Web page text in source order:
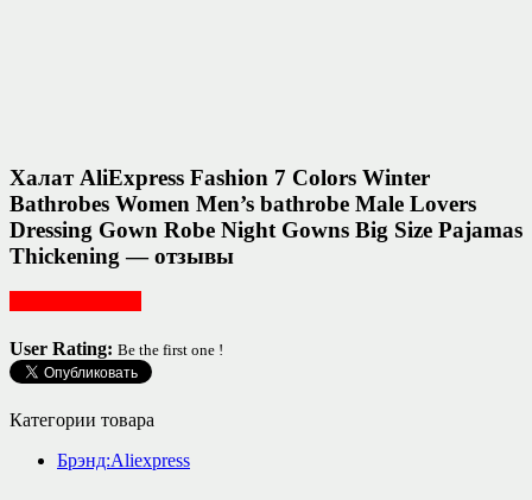
Халат AliExpress Fashion 7 Colors Winter
Bathrobes Women Men’s bathrobe Male Lovers
Dressing Gown Robe Night Gowns Big Size Pajamas
Thickening — отзывы
User Rating: Be the first one !
Категории товара
Брэнд:Aliexpress